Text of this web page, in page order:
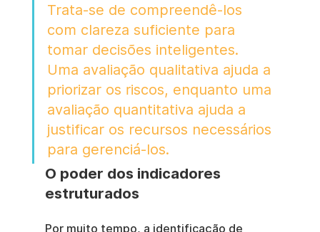
Trata-se de compreendê-los
com clareza suficiente para
tomar decisões inteligentes.
Uma avaliação qualitativa ajuda a
priorizar os riscos, enquanto uma
avaliação quantitativa ajuda a
justificar os recursos necessários
para gerenciá-los.
O poder dos indicadores
estruturados
Por muito tempo, a identificação de